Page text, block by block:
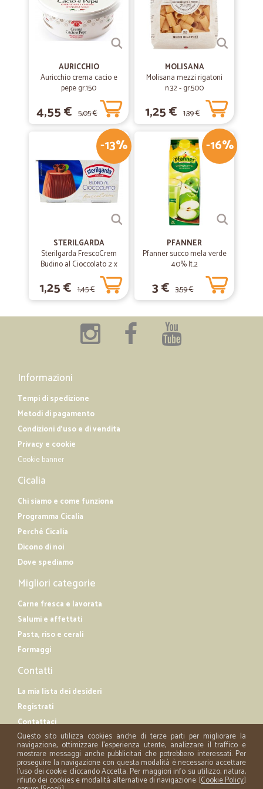
molto buono...grazie
20/02/2020
Luisella A.
Servizio eccellente
Servizio eccellente
21/10/2019
—Guido S.
La società ottima e puntuale ma al…
La società ottima e puntuale ma al centralino sono impreparate e
negative
—Tiziana M.
13/06/2019
Michele B.
Velocissimi
AURICCHIO
Auricchio crema cacio e
pepe gr.150
4,55 € 5,05 €
MOLISANA
Molisana mezzi rigatoni
n.32 - gr.500
1,25 € 1,39 €
-13%
STERILGARDA
Sterilgarda FrescoCrem
Budino al Cioccolato 2 x
1,25 € 1,45 €
-16%
PFANNER
Pfanner succo mela verde
40% lt.2
3 € 3,59 €
Informazioni
Tempi di spedizione
Metodi di pagamento
Condizioni d'uso e di vendita
Privacy e cookie
Cookie banner
Cicalia
Chi siamo e come funziona
Programma Cicalia
Perché Cicalia
Dicono di noi
Dove spediamo
Migliori categorie
Carne fresca e lavorata
Salumi e affettati
Pasta, riso e cerali
Formaggi
Contatti
La mia lista dei desideri
Registrati
Contattaci
Questo sito utilizza cookies anche di terze parti per migliorare la
navigazione, ottimizzare l'esperienza utente, analizzare il traffico e
mostrare messaggi anche pubblicitari che potrebbero interessati. Per
proseguire la navigazione con questa modalità è necessario accettare
l'uso dei cookie cliccando Accetta. Per maggiori info su utilizzo, natura,
rifiuto dei cookies e modalità alternative di navigazione: [Cookie Policy]